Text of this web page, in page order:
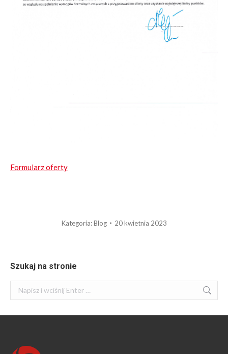
Formularz oferty
Kategoria:Blog 20 kwietnia 2023
Szukaj na stronie
Szukaj: